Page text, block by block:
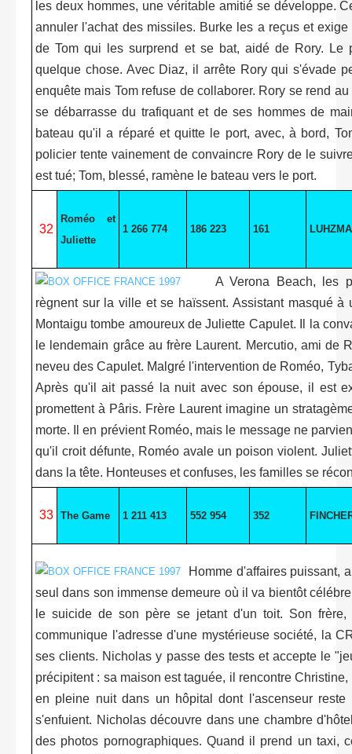
les deux hommes, une véritable amitié se développe.
annuler l'achat des missiles. Burke les a reçus et
de Tom qui les surprend et se bat, aidé de Rory. Le
quelque chose. Avec Diaz, il arrête Rory qui s'évade
enquête mais Tom refuse de collaborer. Rory se rend
se débarrasse du trafiquant et de ses hommes de
bateau qu'il a réparé et quitte le port, avec, à bord,
policier tente vainement de convaincre Rory de le
est tué; Tom, blessé, ramène le bateau vers le port.
32
Roméo et
Juliette
1 266 774 186 223 161
A Verona Beach, les
règnent sur la ville et se haïssent. Assistant masqué
Montaigu tombe amoureux de Juliette Capulet. Il la
le lendemain grâce au frère Laurent. Mercutio, ami de
neveu des Capulet. Malgré l'intervention de Roméo,
Après qu'il ait passé la nuit avec son épouse, il est
promettent à Pâris. Frère Laurent imagine un
morte. Il en prévient Roméo, mais le message ne
qu'il croit défunte, Roméo avale un poison violent.
dans la tête. Honteuses et confuses, les familles se
33 The Game 1 211 413 552 954 352
Homme d'affaires puissant,
seul dans son immense demeure où il va bientôt
le suicide de son père se jetant d'un toit. Son frère,
communique l'adresse d'une mystérieuse société, la
ses clients. Nicholas y passe des tests et accepte le
précipitent : sa maison est taguée, il rencontre
en pleine nuit dans un hôpital dont l'ascenseur
s'enfuient. Nicholas découvre dans une chambre
des photos pornographiques. Quand il prend un taxi,